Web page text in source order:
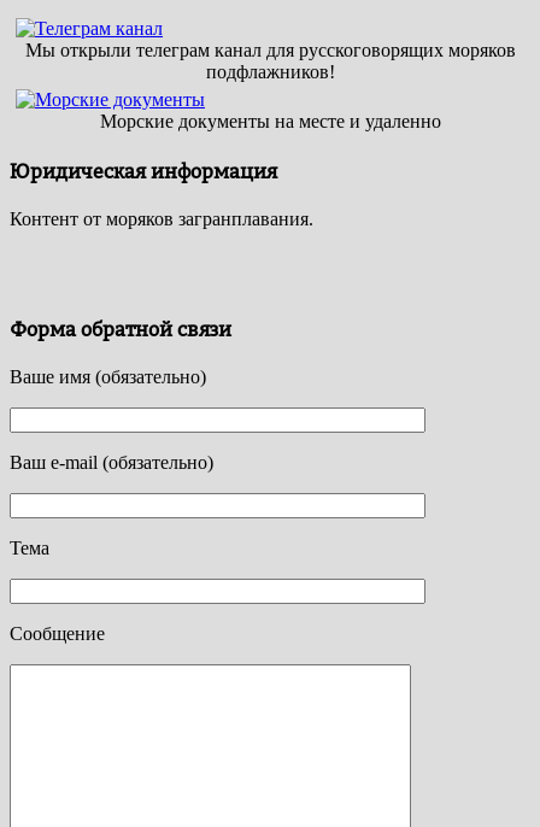
Мы открыли телеграм канал для русскоговорящих моряков
подфлажников!
Морские документы на месте и удаленно
Юридическая информация
Контент от моряков загранплавания.
Форма обратной связи
Ваше имя (обязательно)
Ваш e-mail (обязательно)
Тема
Сообщение